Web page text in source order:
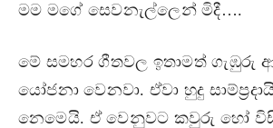
මම මගේ සෙවනැල්ලෙන් මිදී….
මේ සමහර ගීතවල ඉතාමත් ගැඹුරු
යෝජනා වෙනවා. ඒවා හුදු
නෙමෙයි. ඒ වෙනුවට කවුරු හෝ